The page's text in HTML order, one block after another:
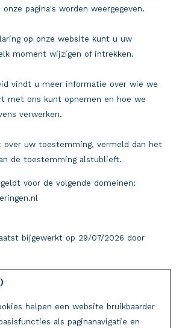
pagina's worden weergegeven.
op onze website kunt u uw
moment wijzigen of intrekken.
vindt u meer informatie over wie we
met ons kunt opnemen en hoe we
verwerken.
over uw toestemming, vermeld dan het
de toestemming alstublieft.
voor de volgende domeinen:
bijgewerkt op 29/07/2026 door
helpen een website bruikbaarder
als paginanavigatie en